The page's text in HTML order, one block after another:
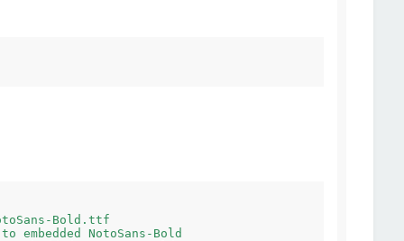
Bold.ttf
embedded NotoSans-Bold